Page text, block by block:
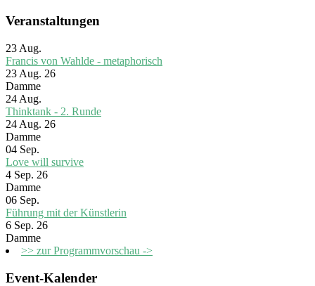
Veranstaltungen
23 Aug.
Francis von Wahlde - metaphorisch
23 Aug. 26
Damme
24 Aug.
Thinktank - 2. Runde
24 Aug. 26
Damme
04 Sep.
Love will survive
4 Sep. 26
Damme
06 Sep.
Führung mit der Künstlerin
6 Sep. 26
Damme
>> zur Programmvorschau ->
Event-Kalender